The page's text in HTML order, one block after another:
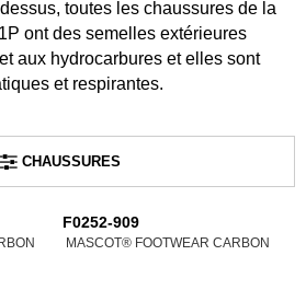
toutes les chaussures de la
ont des semelles extérieures
aux hydrocarbures et elles sont
et respirantes.
CHAUSSURES
F0252-909
MASCOT® FOOTWEAR CARBON